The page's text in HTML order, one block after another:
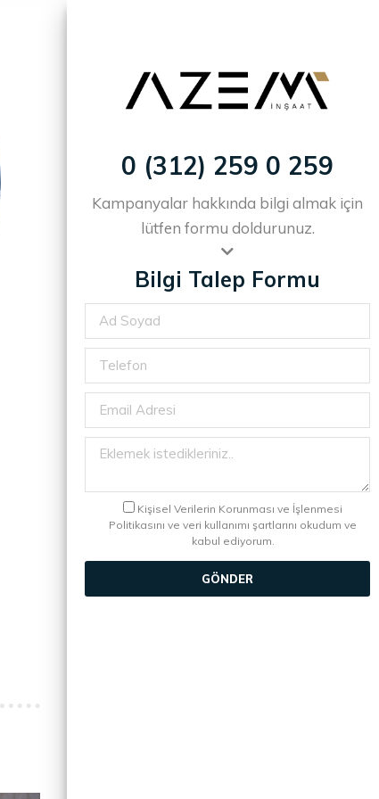
0 (312) 259 0 259
Kampanyalar hakkında bilgi almak için
lütfen formu doldurunuz.
Bilgi Talep Formu
Kişisel Verilerin Korunması ve İşlenmesi
Politikasını ve veri kullanımı şartlarını okudum ve
kabul ediyorum.